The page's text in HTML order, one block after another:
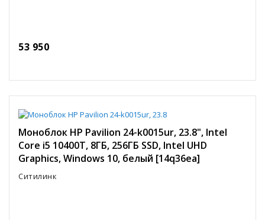
53 950
Моноблок HP Pavilion 24-k0015ur, 23.8", Intel
Core i5 10400T, 8ГБ, 256ГБ SSD, Intel UHD
Graphics, Windows 10, белый [14q36ea]
Ситилинк